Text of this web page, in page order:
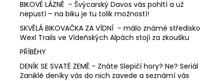
BIKOVÉ LÁZNĚ - Švýcarský Davos vás pohltí a už
nepustí – na biku je tu tolik možností!
SKVĚLÁ BIKOVAČKA ZA VÍDNÍ - málo známé středisko
Wexl Trails ve Vídeňských Alpách stojí za zkoušku
PŘÍBĚHY
DENÍK SE SVATÉ ZEMĚ - Znáte Slepičí hory? Ne? Seriál
Zaniklé deníky vás do nich zavede a seznámí vás